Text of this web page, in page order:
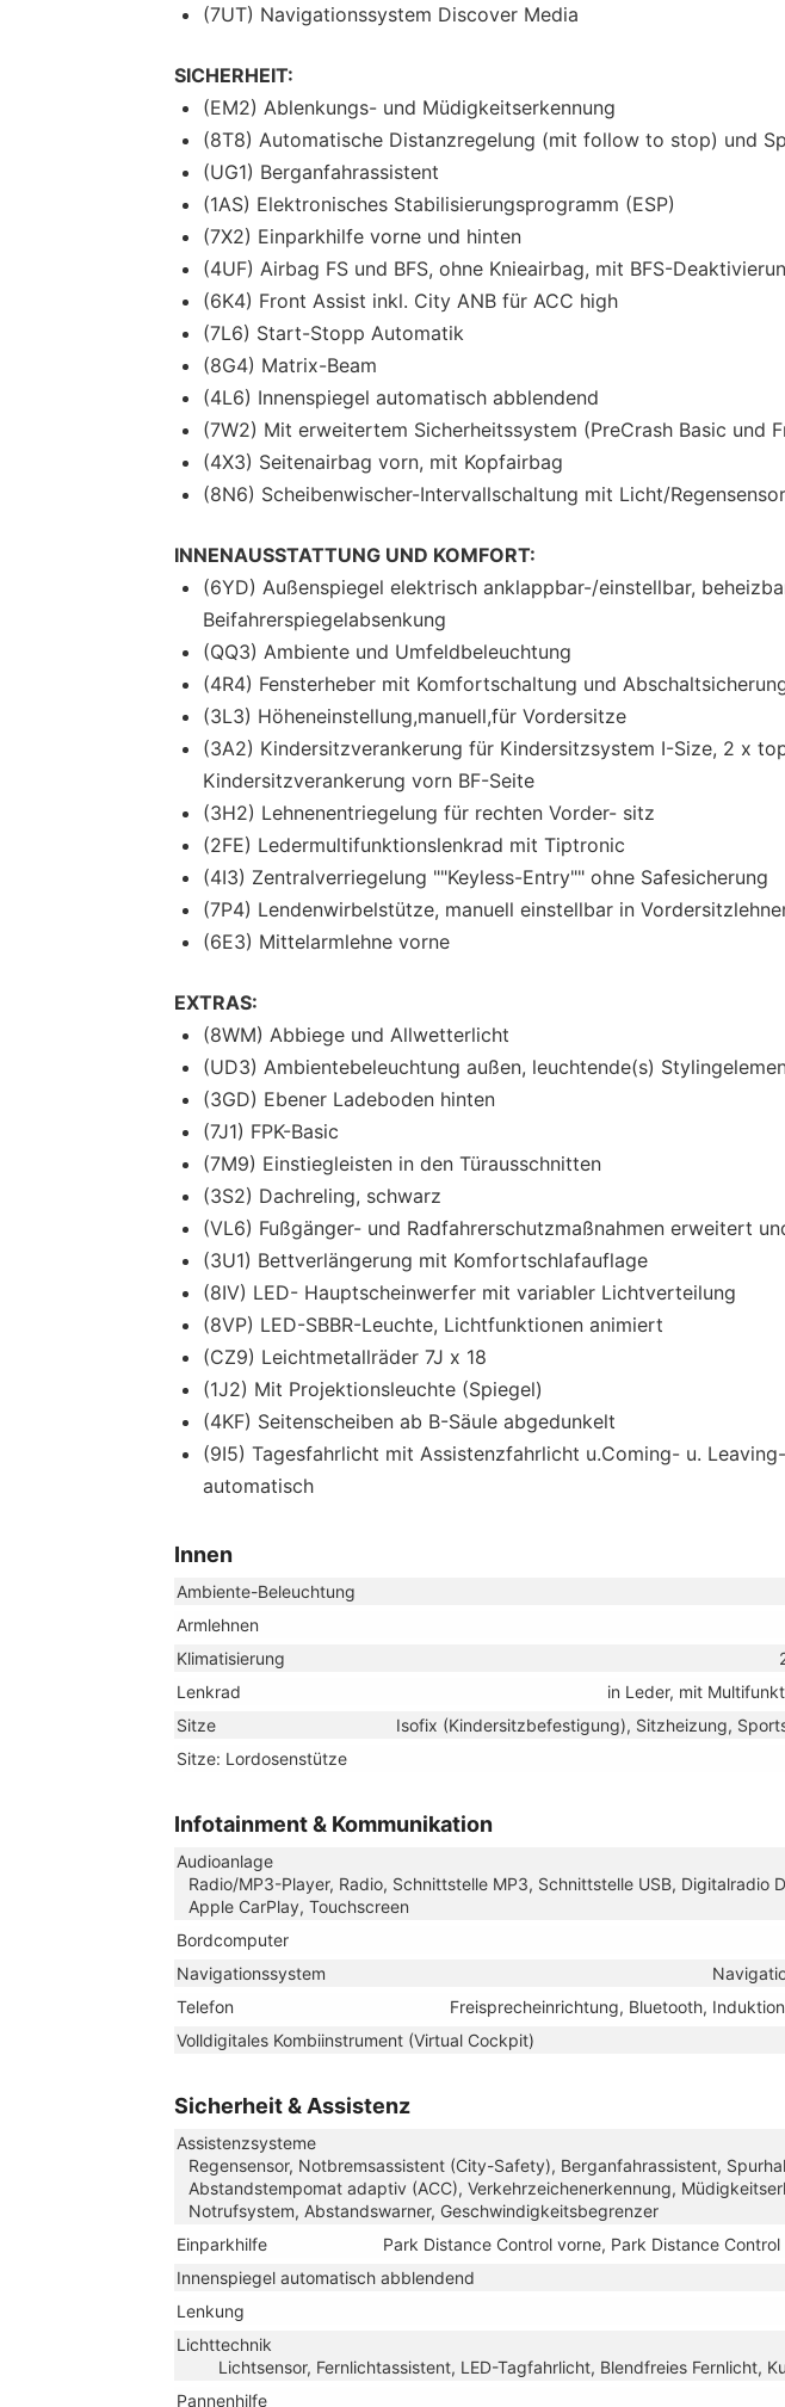
(7UT) Navigationssystem Discover Media
SICHERHEIT:
(EM2) Ablenkungs- und Müdigkeitserkennung
(8T8) Automatische Distanzregelung (mit follow to stop) und
(UG1) Berganfahrassistent
(1AS) Elektronisches Stabilisierungsprogramm (ESP)
(7X2) Einparkhilfe vorne und hinten
(4UF) Airbag FS und BFS, ohne Knieairbag, mit BFS-
(6K4) Front Assist inkl. City ANB für ACC high
(7L6) Start-Stopp Automatik
(8G4) Matrix-Beam
(4L6) Innenspiegel automatisch abblendend
(7W2) Mit erweitertem Sicherheitssystem (PreCrash Basic und
(4X3) Seitenairbag vorn, mit Kopfairbag
(8N6) Scheibenwischer-Intervallschaltung mit Licht/Regensensor
INNENAUSSTATTUNG UND KOMFORT:
(6YD) Außenspiegel elektrisch anklappbar-/einstellbar,
Beifahrerspiegelabsenkung
(QQ3) Ambiente und Umfeldbeleuchtung
(4R4) Fensterheber mit Komfortschaltung und
(3L3) Höheneinstellung,manuell,für Vordersitze
(3A2) Kindersitzverankerung für Kindersitzsystem I-Size, 2 x
Kindersitzverankerung vorn BF-Seite
(3H2) Lehnenentriegelung für rechten Vorder- sitz
(2FE) Ledermultifunktionslenkrad mit Tiptronic
(4I3) Zentralverriegelung ""Keyless-Entry"" ohne Safesicherung
(7P4) Lendenwirbelstütze, manuell einstellbar in
(6E3) Mittelarmlehne vorne
EXTRAS:
(8WM) Abbiege und Allwetterlicht
(UD3) Ambientebeleuchtung außen, leuchtende(s)
(3GD) Ebener Ladeboden hinten
(7J1) FPK-Basic
(7M9) Einstiegleisten in den Türausschnitten
(3S2) Dachreling, schwarz
(VL6) Fußgänger- und Radfahrerschutzmaßnahmen erweitert
(3U1) Bettverlängerung mit Komfortschlafauflage
(8IV) LED- Hauptscheinwerfer mit variabler Lichtverteilung
(8VP) LED-SBBR-Leuchte, Lichtfunktionen animiert
(CZ9) Leichtmetallräder 7J x 18
(1J2) Mit Projektionsleuchte (Spiegel)
(4KF) Seitenscheiben ab B-Säule abgedunkelt
(9I5) Tagesfahrlicht mit Assistenzfahrlicht u.Coming- u.
automatisch
Innen
Ambiente-Beleuchtung
Armlehnen
Klimatisierung
Lenkrad
in Leder, mit
Sitze
Isofix (Kindersitzbefestigung), Sitzheizung,
Sitze: Lordosenstütze
Infotainment & Kommunikation
Audioanlage
Radio/MP3-Player, Radio, Schnittstelle MP3, Schnittstelle USB, Digitalradio
Apple CarPlay, Touchscreen
Bordcomputer
Navigationssystem
Telefon
Freisprecheinrichtung, Bluetooth,
Volldigitales Kombiinstrument (Virtual Cockpit)
Sicherheit & Assistenz
Assistenzsysteme
Regensensor, Notbremsassistent (City-Safety), Berganfahrassistent,
Abstandstempomat adaptiv (ACC), Verkehrzeichenerkennung,
Notrufsystem, Abstandswarner, Geschwindigkeitsbegrenzer
Einparkhilfe
Park Distance Control vorne, Park Distance
Innenspiegel automatisch abblendend
Lenkung
Lichttechnik
Lichtsensor, Fernlichtassistent, LED-Tagfahrlicht, Blendfreies Fernlicht,
Pannenhilfe